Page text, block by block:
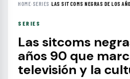
HOME› SERIES ›LAS SITCOMS NEGRAS DE LOS
SERIES
Las sitcoms
años 90 que
televisión y la